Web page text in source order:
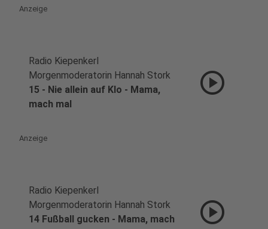
Anzeige
Radio Kiepenkerl
Morgenmoderatorin Hannah Stork
15 - Nie allein auf Klo - Mama,
mach mal
play_circle
Anzeige
Radio Kiepenkerl
Morgenmoderatorin Hannah Stork
14 Fußball gucken - Mama, mach
play_circle